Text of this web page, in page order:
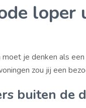
loper
je denken als
zou jij een
buiten de